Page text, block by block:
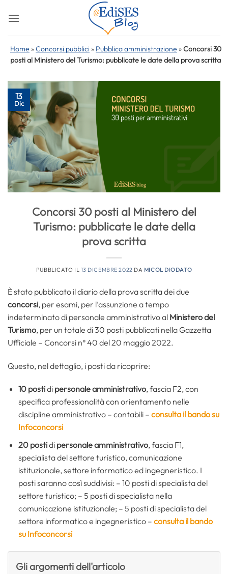
Home »Concorsi pubblici » Pubblica amministrazione »Concorsi 30
posti al Ministero del Turismo: pubblicate le date della prova scritta
13
Dic
Concorsi 30 posti al Ministero del
Turismo: pubblicate le date della
prova scritta
PUBBLICATO IL 13 DICEMBRE 2022 DA MICOL DIODATO
È stato pubblicato il diario della prova scritta dei due
concorsi, per esami, per l’assunzione a tempo
indeterminato di personale amministrativo al Ministero del
Turismo, per un totale di 30 posti pubblicati nella Gazzetta
Ufficiale – Concorsi n° 40 del 20 maggio 2022.
Questo, nel dettaglio, i posti da ricoprire:
10 postidi personale amministrativo, fascia F2, con
specifica professionalità con orientamento nelle
discipline amministrativo – contabili – consulta il bando su
Infoconcorsi
20 postidi personale amministrativo, fascia F1,
specialista del settore turistico, comunicazione
istituzionale, settore informatico ed ingegneristico. I
posti saranno così suddivisi: – 10 posti di specialista del
settore turistico; – 5 posti di specialista nella
comunicazione istituzionale; – 5 posti di specialista del
settore informatico e ingegneristico – consulta il bando
su Infoconcorsi
Gli argomenti dell'articolo